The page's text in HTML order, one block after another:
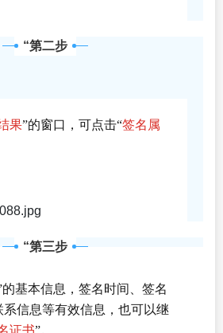
“第二步
果”的窗口，可点击“签名属
“第三步
的基本信息，签名时间、签名
信息等有效信息，也可以继
证书”。